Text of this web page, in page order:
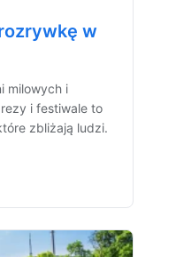
w
milowych i
i festiwale to
zbliżają ludzi.